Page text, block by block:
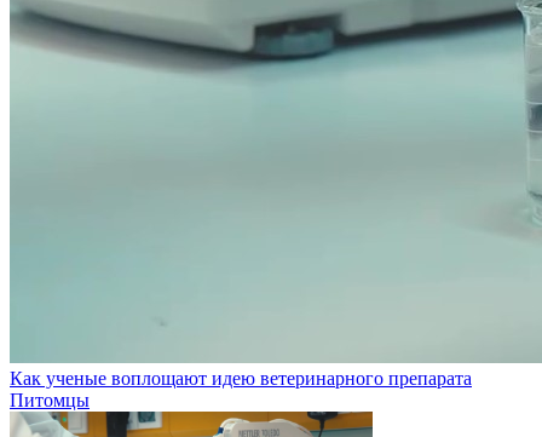
Как ученые воплощают идею ветеринарного препарата
Питомцы